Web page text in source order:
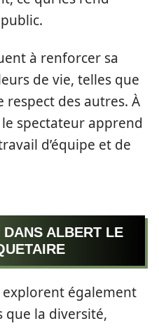
à renforcer sa
de vie, telles que
respect des autres. À
spectateur apprend
d’équipe et de
ALBERT LE
explorent également
que la diversité,